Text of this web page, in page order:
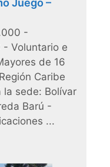
Juego –
-
Voluntario e
de 16
Caribe
sede: Bolívar
Barú -
...